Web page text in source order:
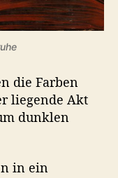
die Farben
liegende Akt
dunklen
in ein